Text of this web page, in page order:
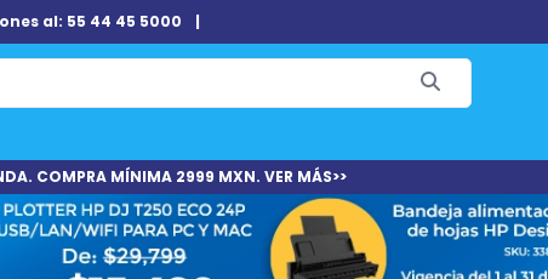
al: 55 44 45 5000 |
COMPRA MÍNIMA 2999 MXN. VER MÁS>>